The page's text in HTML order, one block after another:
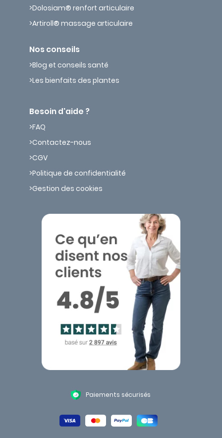
Dolosiam® renfort articulaire
Artiroll® massage articulaire
Nos conseils
Blog et conseils santé
Les bienfaits des plantes
Besoin d'aide ?
FAQ
Contactez-nous
CGV
Politique de confidentialité
Gestion des cookies
Paiements sécurisés